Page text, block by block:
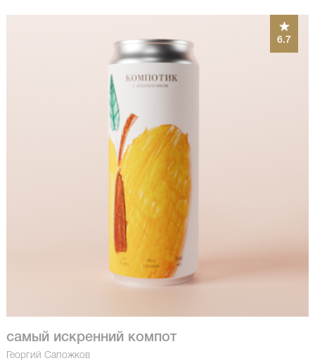
6.7
самый искренний компот
Георгий Сапожков